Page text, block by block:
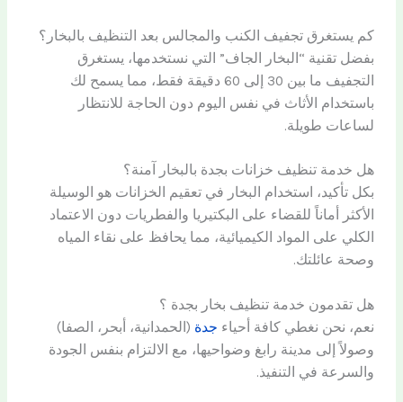
كم يستغرق تجفيف الكنب والمجالس بعد التنظيف بالبخار؟
بفضل تقنية “البخار الجاف” التي نستخدمها، يستغرق
التجفيف ما بين 30 إلى 60 دقيقة فقط، مما يسمح لك
باستخدام الأثاث في نفس اليوم دون الحاجة للانتظار
لساعات طويلة.
هل خدمة تنظيف خزانات بجدة بالبخار آمنة؟
بكل تأكيد، استخدام البخار في تعقيم الخزانات هو الوسيلة
الأكثر أماناً للقضاء على البكتيريا والفطريات دون الاعتماد
الكلي على المواد الكيميائية، مما يحافظ على نقاء المياه
وصحة عائلتك.
هل تقدمون خدمة تنظيف بخار بجدة ؟
نعم، نحن نغطي كافة أحياء جدة (الحمدانية، أبحر، الصفا)
وصولاً إلى مدينة رابغ وضواحيها، مع الالتزام بنفس الجودة
والسرعة في التنفيذ.